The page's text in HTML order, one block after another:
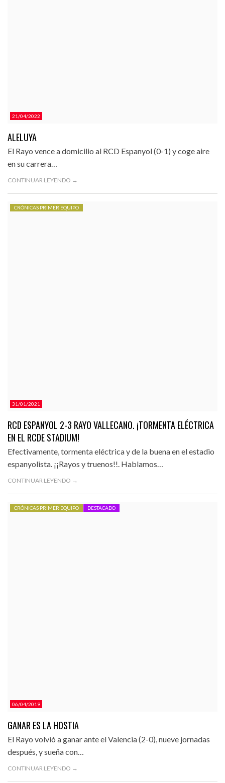
21/04/2022
ALELUYA
El Rayo vence a domicilio al RCD Espanyol (0-1) y coge aire
en su carrera…
CONTINUAR LEYENDO →
31/01/2021
CRÓNICAS PRIMER EQUIPO
RCD ESPANYOL 2-3 RAYO VALLECANO. ¡TORMENTA ELÉCTRICA
EN EL RCDE STADIUM!
Efectivamente, tormenta eléctrica y de la buena en el estadio
espanyolista. ¡¡Rayos y truenos!!. Hablamos…
CONTINUAR LEYENDO →
06/04/2019
CRÓNICAS PRIMER EQUIPO DESTACADO
GANAR ES LA HOSTIA
El Rayo volvió a ganar ante el Valencia (2-0), nueve jornadas
después, y sueña con…
CONTINUAR LEYENDO →